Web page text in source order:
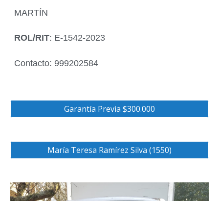
MARTÍN
ROL/RIT: E-1542-2023
Contacto: 999202584
Garantía Previa $300.000
María Teresa Ramírez Silva (1550)